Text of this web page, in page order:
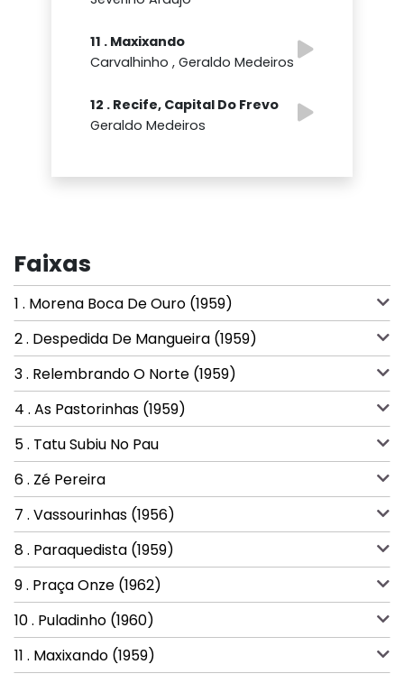
11 . Maxixando
Carvalhinho , Geraldo Medeiros
12 . Recife, Capital Do Frevo
Geraldo Medeiros
Faixas
1 . Morena Boca De Ouro (1959)
2 . Despedida De Mangueira (1959)
3 . Relembrando O Norte (1959)
4 . As Pastorinhas (1959)
5 . Tatu Subiu No Pau
6 . Zé Pereira
7 . Vassourinhas (1956)
8 . Paraquedista (1959)
9 . Praça Onze (1962)
10 . Puladinho (1960)
11 . Maxixando (1959)